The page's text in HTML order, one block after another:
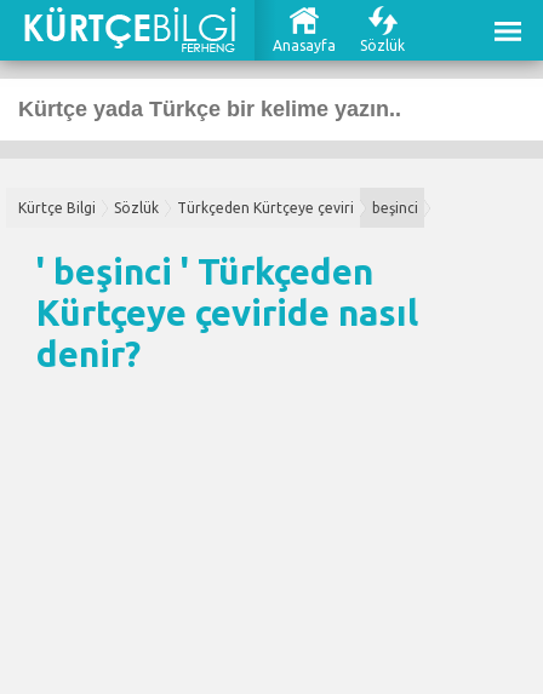
Anasayfa Sözlük
Kürtçe Bilgi Sözlük Türkçeden Kürtçeye çeviri beşinci
' beşinci ' Türkçeden
Kürtçeye çeviride nasıl
denir?